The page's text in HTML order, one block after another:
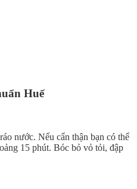
Huế
nước. Nếu cẩn thận bạn có thể
15 phút. Bóc bỏ vỏ tỏi, đập